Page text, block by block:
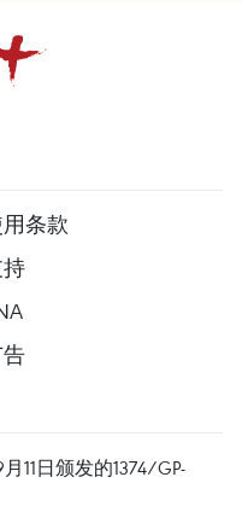
条款
11日颁发的1374/GP-